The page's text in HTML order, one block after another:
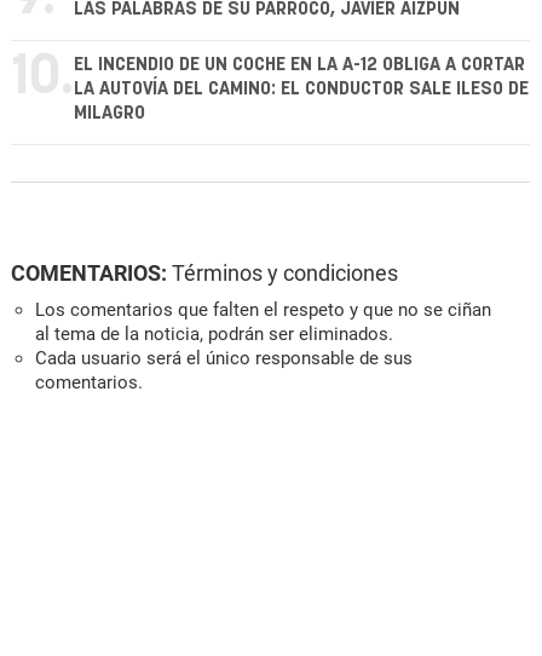
LAS PALABRAS DE SU PÁRROCO, JAVIER AIZPÚN
10. EL INCENDIO DE UN COCHE EN LA A-12 OBLIGA A CORTAR
LA AUTOVÍA DEL CAMINO: EL CONDUCTOR SALE ILESO DE
MILAGRO
COMENTARIOS: Términos y condiciones
Los comentarios que falten el respeto y que no se ciñan
al tema de la noticia, podrán ser eliminados.
Cada usuario será el único responsable de sus
comentarios.